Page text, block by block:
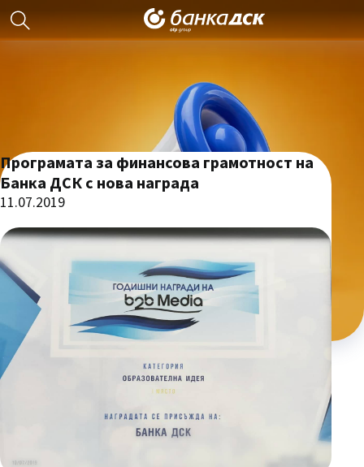
Програмата за финансова грамотност на
Банка ДСК с нова награда
11.07.2019